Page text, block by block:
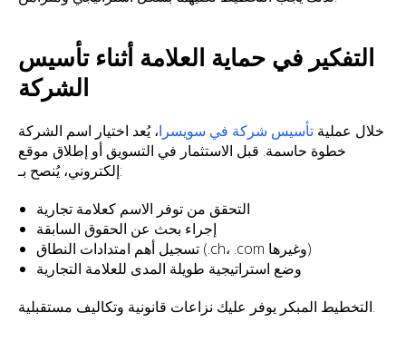
التفكير في حماية العلامة أثناء تأسيس
الشركة
خلال عملية تأسيس شركة في سويسرا، يُعد اختيار اسم الشركة
خطوة حاسمة. قبل الاستثمار في التسويق أو إطلاق موقع
إلكتروني، يُنصح بـ:
التحقق من توفر الاسم كعلامة تجارية
إجراء بحث عن الحقوق السابقة
تسجيل أهم امتدادات النطاق (.ch، .com وغيرها)
وضع استراتيجية طويلة المدى للعلامة التجارية
التخطيط المبكر يوفر عليك نزاعات قانونية وتكاليف مستقبلية.